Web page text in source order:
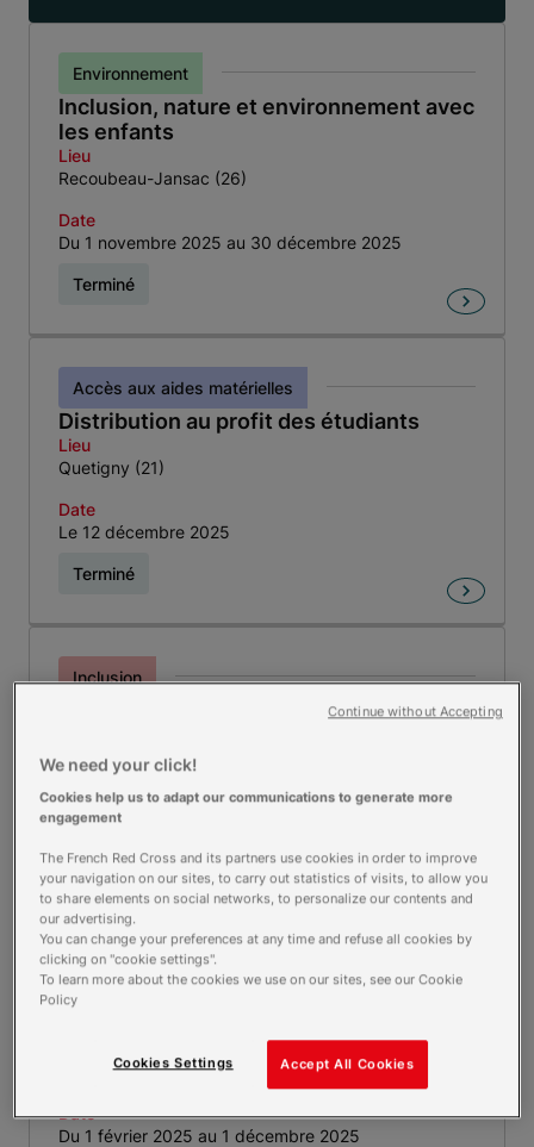
Inclusion, nature et environnement avec
les enfants
Environnement
Lieu
Recoubeau-Jansac (26)
Date
Du 1 novembre 2025 au 30 décembre 2025
Terminé
Distribution au profit des étudiants
Accès aux aides matérielles
Lieu
Quetigny (21)
Date
Le 12 décembre 2025
Terminé
Enrichissons nous de nos talents et de
Inclusion
Lieu
Le Chambon-sur-Lignon (43)
Date
Terminé
Santé bien-être et sport
Yssingeaux (43)
Date
Du 1 février 2025 au 1 décembre 2025
We need your click!
Cookies help us to adapt our communications to generate more
engagement
The French Red Cross and its partners use cookies in order to improve
your navigation on our sites, to carry out statistics of visits, to allow you
to share elements on social networks, to personalize our contents and
our advertising.
You can change your preferences at any time and refuse all cookies by
clicking on "cookie settings".
To learn more about the cookies we use on our sites, see our Cookie
Policy
Accept All Cookies
Cookies Settings
Continue without Accepting